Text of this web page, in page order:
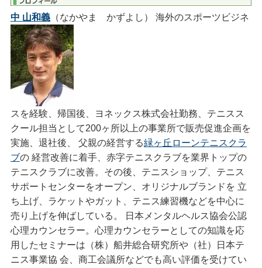
中 山和義（なかやま かずよし） 海外のスポーツビジネ
スを経験、帰国後、ヨネックス株式会社勤務、テニスス
クール担当として200ヶ所以上の事業所で販売促進企画を
実施、退社後、 父親の経営する緑ヶ丘ローンテニスクラ
ブの 経営改善に着手、赤字テニスクラブを業界トップの
テニスクラブに改善。その後、テニスショップ、テニス
サポートセンターをオープン、オリジナルブランドを 立
ち上げ、ラケットやガット、テニス練習機などを中心に
売り上げを伸ばしている。 日本メンタルヘルス協会公認
心理カウンセラー。心理カウンセラーとしての知識を応
用したセミナーは（株）船井総合研究所や（社）日本テ
ニス事業協 会、商工会議所などでも高い評価を受けてい